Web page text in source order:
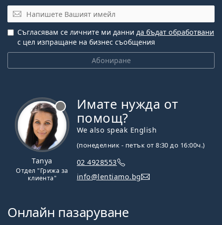
Имейл
Абониране
Съгласявам се личните ми данни да бъдат обработвани
с цел изпращане на бизнес съобщения
Tanya
Отдел "Грижа за
клиента"
Имате нужда от
помощ?
We also speak English
(понеделник - петък от 8:30 до 16:00ч.)
02 4928553
info@lentiamo.bg
Онлайн пазаруване